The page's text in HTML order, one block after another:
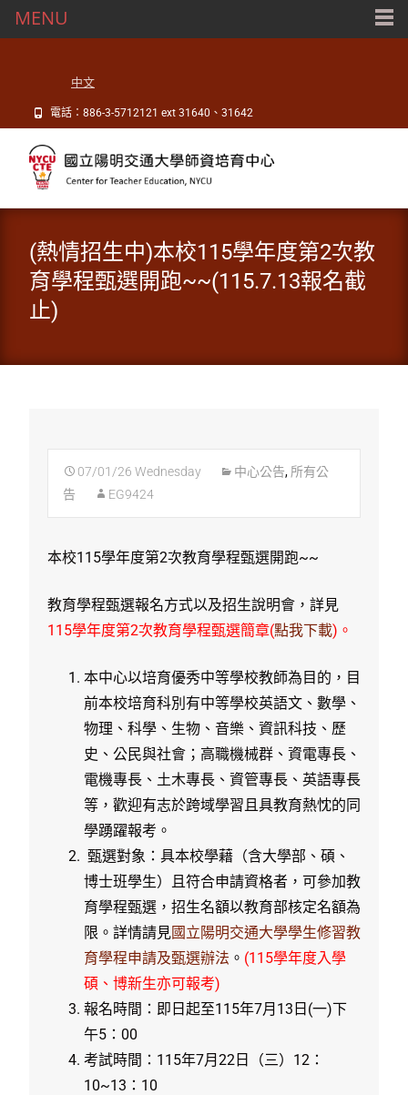
中文
電話：886-3-5712121 ext 31640、31642
(熱情招生中)本校115學年度第2次教
育學程甄選開跑~~(115.7.13報名截
止)
07/01/26 Wednesday 中心公告, 所有公
告
EG9424
本校115學年度第2次教育學程甄選開跑~~
教育學程甄選報名方式以及招生說明會，詳見
115學年度第2次教育學程甄選簡章(點我下載) 。
本中心以培育優秀中等學校教師為目的，目
前本校培育科別有中等學校英語文、數學、
物理、科學、生物、音樂、資訊科技、歷
史、公民與社會；高職機械群、資電專長、
電機專長、土木專長、資管專長、英語專長
等，歡迎有志於跨域學習且具教育熱忱的同
學踴躍報考。
甄選對象：具本校學藉（含大學部、碩、
博士班學生）且符合申請資格者，可參加教
育學程甄選，招生名額以教育部核定名額為
限。詳情請見國立陽明交通大學學生修習教
育學程申請及甄選辦法 。 (115學年度入學
碩、博新生亦可報考)
報名時間：即日起至115年7月13日(一)下
午5：00
考試時間：115年7月22日（三）12：
10~13：10
MENU